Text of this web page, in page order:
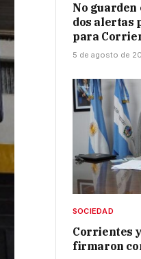
No
dos alertas
para
5 de agosto de
SOCIEDAD
Corrientes
firmaron